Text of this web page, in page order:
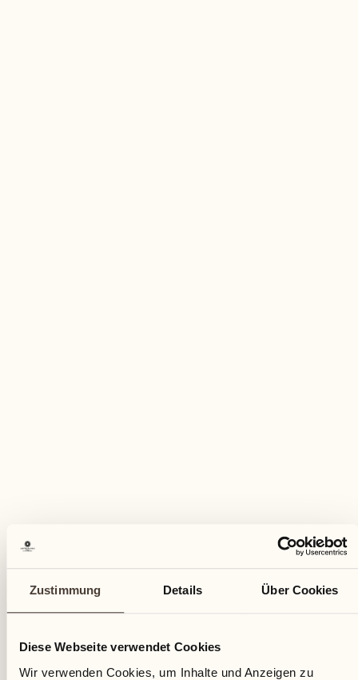
Zustimmung Details Über Cookies
Diese Webseite verwendet Cookies
Wir verwenden Cookies, um Inhalte und Anzeigen zu
Tiefenentspannung mit Sabine
Kauker
SPA & Beauty
Entdecken Sie die exklusiven Behandlungen
von Sabine Kauker